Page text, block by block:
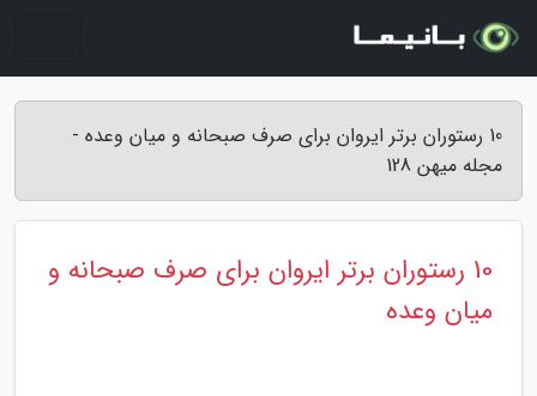
10 رستوران برتر ایروان برای صرف صبحانه و میان وعده -
مجله میهن 128
10 رستوران برتر ایروان برای صرف صبحانه و
میان وعده